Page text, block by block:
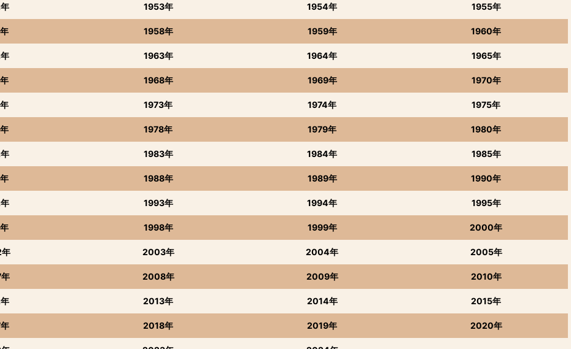
1953年 1954年 1955年
1958年 1959年 1960年
1963年 1964年 1965年
1968年 1969年 1970年
1973年 1974年 1975年
1978年 1979年 1980年
1983年 1984年 1985年
1988年 1989年 1990年
1993年 1994年 1995年
1998年 1999年 2000年
2003年 2004年 2005年
2008年 2009年 2010年
2013年 2014年 2015年
2018年 2019年 2020年